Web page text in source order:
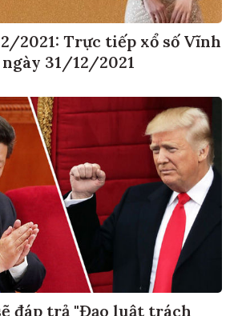
2021: Trực tiếp xổ số Vĩnh
31/12/2021
đáp trả "Đạo luật trách